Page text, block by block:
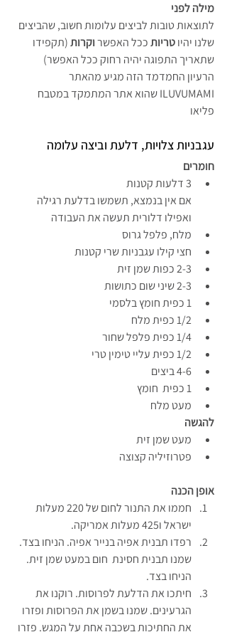
מילה לפני
לתוצאות טובות לביצים עלומות חשוב, שהביצים
שלנו יהיו טריות ככל האפשר וקרות (תקפידו
שתאריך התפוגה יהיה רחוק ככל האפשר)
הרעיון החמדמד הזה מגיע מהאתר
ILUVUMAMI שהוא אתר המתמקד במטבח
פליאו
עגבניות צלויות, דלעת וביצה עלומה
חומרים
3 דלעות קטנות
אם אין בנמצא, תשמשו בדלעת רגילה
ואפילו דלורית תעשה את העבודה
מלח, פלפל גרוס
חצי קילו עגבניות שרי קטנות
2-3 כפות שמן זית
2-3 שיני שום כתושות
1 כפית חומץ בלסמי
1/2 כפית מלח
1/4 כפית פלפל שחור
1/2 כפית עליי טימין טרי
4-6 ביצים
1 כפית  חומץ
מעט מלח
להגשה
מעט שמן זית
פטרוזיליה קצוצה
אופן הכנה
חממו את התנור לחום של 220 מעלות
ישראל ו425 מעלות אמריקה.
רפדו תבנית אפיה בנייר אפיה. הניחו בצד.
שמנו תבנית חסינת  חום במעט שמן זית.
הניחו בצד.
חיתכו את הדלעת לפרוסות. רוקנו את
הגרעינים. שמנו בשמן את הפרוסות ופזרו
את החתיכות בשכבה אחת על המגש. פזרו